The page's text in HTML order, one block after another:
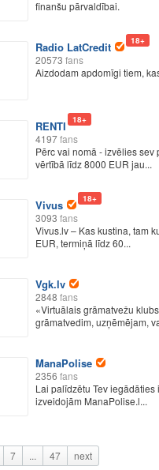
finanšu pārvaldībai.
Radio LatCredit 18+
20573 fans
Aizdodam apdomīgi tiem,
RENTI 18+
4197fans
Pērc vai nomā - izvēlies sev
vērtībā līdz 8000 EUR jau...
Vivus 18+
3093 fans
Vivus.lv – Kas kustina, tam
EUR, termiņā līdz 60...
Vgk.lv
2848 fans
«Virtuālais grāmatvežu
grāmatvedim, uzņēmējam,
ManaPolise
2356 fans
Lai palīdzētu Tev
izveidojām ManaPolise.l...
7 ... 47 next